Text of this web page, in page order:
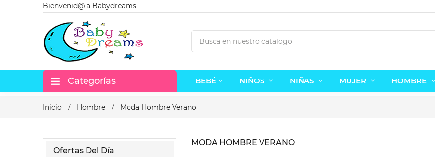
Bienvenid@ a Babydreams
Categorías BEBÉ NIÑOS NIÑAS MUJER HOMBRE
Inicio Hombre Moda Hombre Verano
Ofertas Del Día
MODA HOMBRE VERANO